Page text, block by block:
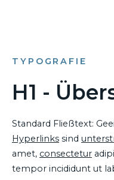
TYPOGRAFIE
H1 -
Standard Fließtext:
Hyperlinks sind
amet, consectetur
tempor incididunt ut